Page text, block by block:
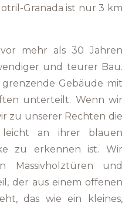
Granada ist nur 3 km
mehr als 30 Jahren
und teurer Bau.
Gebäude mit
unterteilt. Wenn wir
zu unserer Rechten die
leicht an ihrer blauen
zu erkennen ist. Wir
Massivholztüren und
der aus einem offenen
das wie ein kleines,